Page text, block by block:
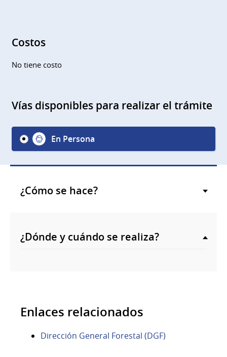
Costos
No tiene costo
Vías disponibles para realizar el trámite
En Persona
¿Cómo se hace?
¿Dónde y cuándo se realiza?
Enlaces relacionados
Dirección General Forestal (DGF)